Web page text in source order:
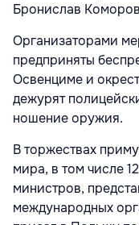
Бронислав
Организаторами
предприняты
Освенциме и
дежурят
ношение оружия.
В торжествах
мира, в том числе
министров,
международных